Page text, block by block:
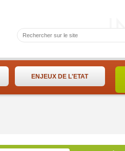
ENJEUX DE L'ETAT